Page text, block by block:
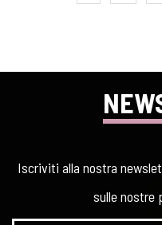
Iscriviti alla nostra
sulle nostre